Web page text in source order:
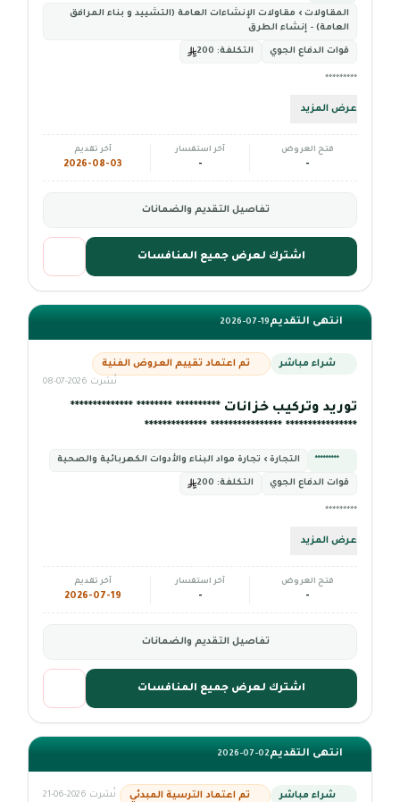
المقاولات › مقاولات الإنشاءات العامة (التشييد و بناء المرافق
العامة) - إنشاء الطرق
قوات الدفاع الجوي التكلفة:
*********
عرض المزيد
فتح العروض
-
آخر استفسار
-
آخر تقديم
2026-08-03
تفاصيل التقديم والضمانات
اشترك لعرض جميع المنافسات
انتهى التقديم2026-07-19
شراء مباشر تم اعتماد تقييم العروض الفنية
نُشرت 2026-07-08
توريد وتركيب خزانات ********** ******** **************
**************** **************** **************
********* التجارة › تجارة مواد البناء والأدوات الكهربائية والصحية
قوات الدفاع الجوي التكلفة:
*********
عرض المزيد
فتح العروض
-
آخر استفسار
-
آخر تقديم
2026-07-19
تفاصيل التقديم والضمانات
اشترك لعرض جميع المنافسات
انتهى التقديم2026-07-02
شراء مباشر تم اعتماد الترسية المبدئي نُشرت 2026-06-21